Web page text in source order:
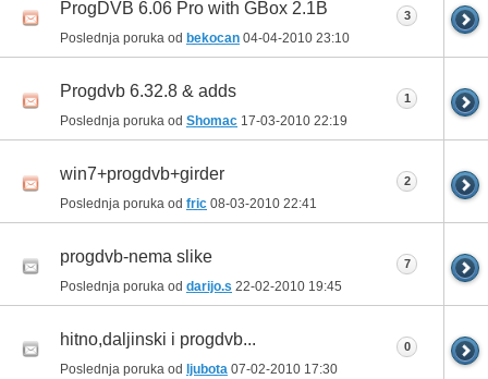
ProgDVB 6.06 Pro with GBox 2.1B
Poslednja poruka od bekocan 04-04-2010 23:10
3
Progdvb 6.32.8 & adds
Poslednja poruka od Shomac 17-03-2010 22:19
1
win7+progdvb+girder
Poslednja poruka od fric 08-03-2010 22:41
2
progdvb-nema slike
Poslednja poruka od darijo.s 22-02-2010 19:45
7
hitno,daljinski i progdvb...
Poslednja poruka od ljubota 07-02-2010 17:30
0